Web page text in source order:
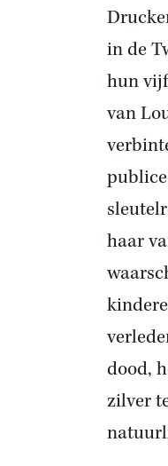
in de
hun
van
haar
dood,
zilver